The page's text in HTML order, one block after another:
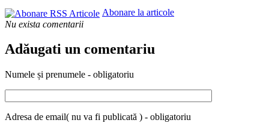
Abonare la articole
Nu exista comentarii
Adăugati un comentariu
Numele și prenumele - obligatoriu
Adresa de email( nu va fi publicată ) - obligatoriu